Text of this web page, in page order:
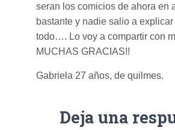
seran los comicios de ahora en
bastante y nadie salio a
todo…. Lo voy a compartir con
MUCHAS GRACIAS!!
Gabriela 27 años, de quilmes.
Deja una